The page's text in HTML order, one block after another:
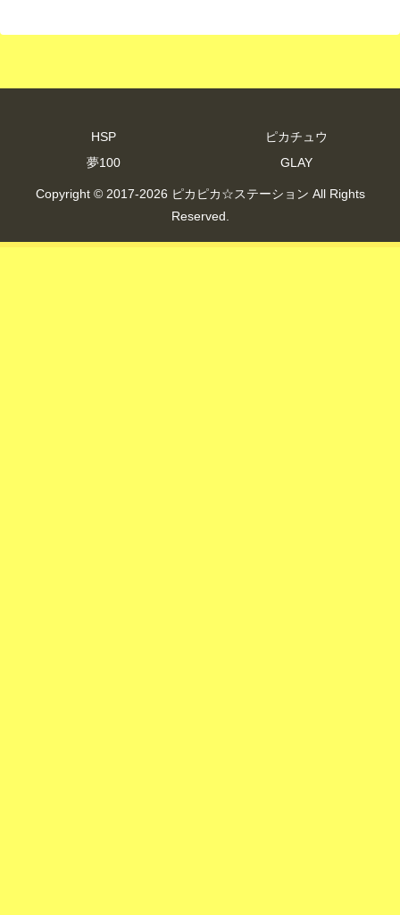
HSP
ピカチュウ
夢100
GLAY
Copyright © 2017-2026 ピカピカ☆ステーション All Rights
Reserved.